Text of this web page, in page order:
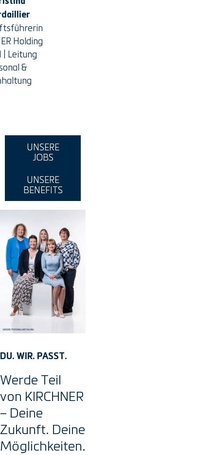
Holding
| Leitung
&
UNSERE
JOBS
UNSERE
BENEFITS
DU. WIR. PASST.
Werde Teil
von KIRCHNER
– Deine
Zukunft. Deine
Möglichkeiten.